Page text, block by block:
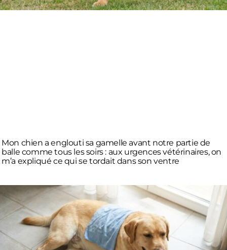
Mon chien a englouti sa gamelle avant notre partie de
balle comme tous les soirs : aux urgences vétérinaires, on
m’a expliqué ce qui se tordait dans son ventre